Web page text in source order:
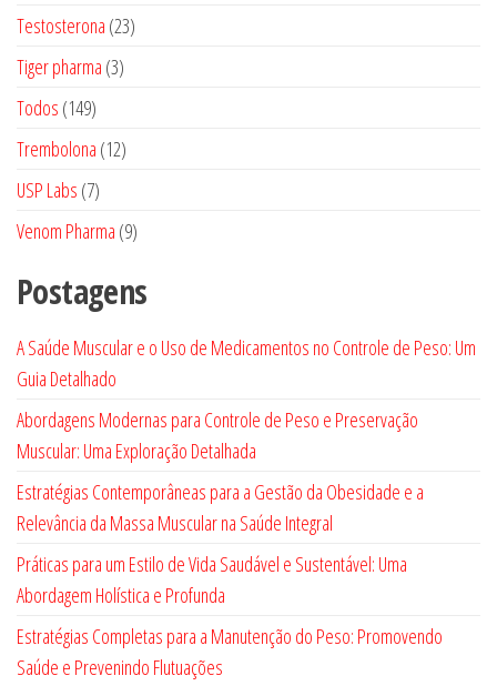
produtos
Testosterona 2323
Tiger pharma 33
Todos 149149
produtos
Trembolona 1212
USP Labs 77
produtos
Venom Pharma 99
Postagens
A Saúde Muscular e o Uso de Medicamentos no Controle de Peso: Um
Guia Detalhado
Abordagens Modernas para Controle de Peso e Preservação
Muscular: Uma Exploração Detalhada
Estratégias Contemporâneas para a Gestão da Obesidade e a
Relevância da Massa Muscular na Saúde Integral
Práticas para um Estilo de Vida Saudável e Sustentável: Uma
Abordagem Holística e Profunda
Estratégias Completas para a Manutenção do Peso: Promovendo
Saúde e Prevenindo Flutuações